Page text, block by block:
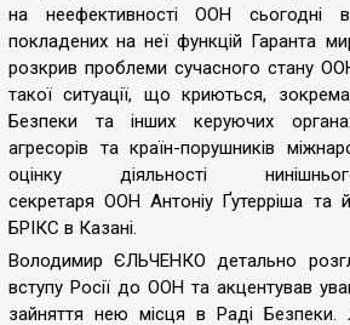
на неефективності ООН сьогодні
покладених на неї функцій Гаранта
розкрив проблеми сучасного стану
такої ситуації, що криються,
Безпеки та інших керуючих
агресорів та країн-порушників
оцінку діяльності
секретаря ООН Антоніу Ґутерріша та
БРІКС в Казані.
Володимир ЄЛЬЧЕНКО детально
вступу Росії до ООН та акцентував
зайняття нею місця в Раді Безпеки.